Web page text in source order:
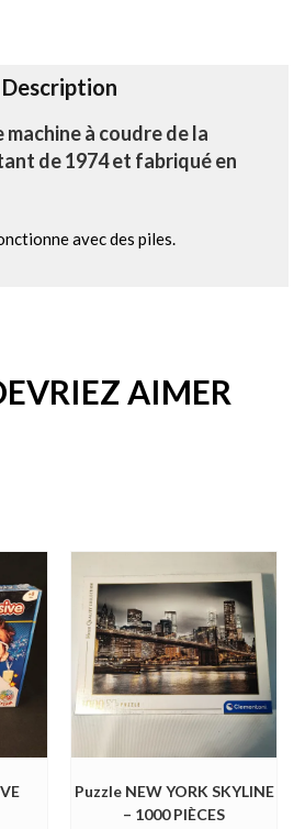
:
Description
à coudre de la
de 1974 et fabriqué en
avec des piles.
AIMER
Puzzle NEW YORK SKYLINE
– 1000 PIÈCES